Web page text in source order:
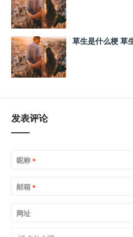
草生是什么梗 草
发表评论
昵称 *
邮箱 *
网址